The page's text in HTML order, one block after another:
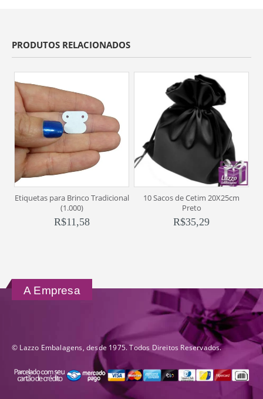
PRODUTOS RELACIONADOS
Etiquetas para Brinco Tradicional
(1.000)
R$11,58
10 Sacos de Cetim 20X25cm
Preto
R$35,29
A Empresa
© Lazzo Embalagens, desde 1975. Todos Direitos Reservados.